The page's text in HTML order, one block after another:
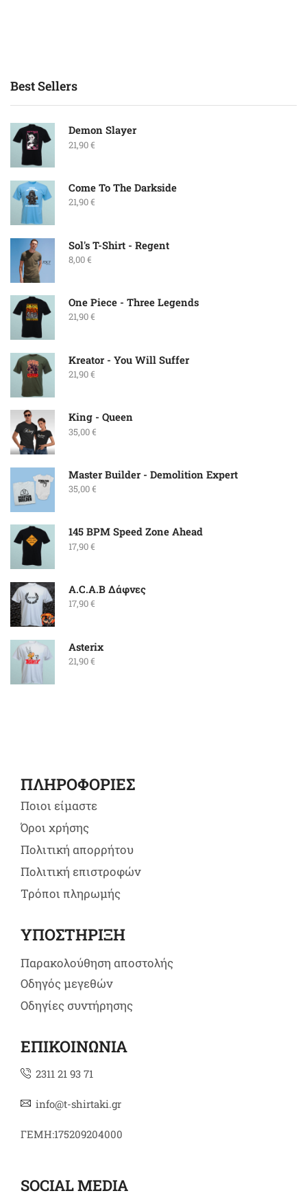
Best Sellers
Demon Slayer
21,90€
Come To The Darkside
21,90€
Sol's T-Shirt - Regent
8,00€
One Piece - Three Legends
21,90€
Kreator - You Will Suffer
21,90€
King - Queen
35,00€
Master Builder - Demolition Expert
35,00€
145 BPM Speed Zone Ahead
17,90€
A.C.A.B Δάφνες
17,90€
Asterix
21,90€
ΠΛΗΡΟΦΟΡΙΕΣ
Ποιοι είμαστε
Όροι χρήσης
Πολιτική απορρήτου
Πολιτική επιστροφών
Τρόποι πληρωμής
ΥΠΟΣΤΗΡΙΞΗ
Παρακολούθηση αποστολής
Οδηγός μεγεθών
Οδηγίες συντήρησης
ΕΠΙΚΟΙΝΩΝΙΑ
2311 21 93 71
info@t-shirtaki.gr
ΓΕΜΗ:175209204000
SOCIAL MEDIA